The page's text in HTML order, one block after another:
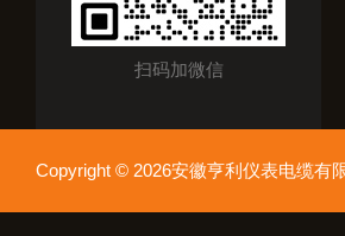
扫码加微信
Copyright © 2026安徽亨利仪表电缆